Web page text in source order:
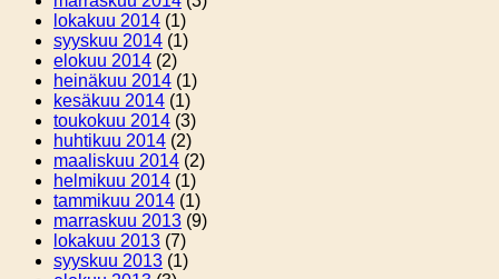
lokakuu 2014 (1)
syyskuu 2014 (1)
elokuu 2014 (2)
heinäkuu 2014 (1)
kesäkuu 2014 (1)
toukokuu 2014 (3)
huhtikuu 2014 (2)
maaliskuu 2014 (2)
helmikuu 2014 (1)
tammikuu 2014 (1)
marraskuu 2013 (9)
lokakuu 2013 (7)
syyskuu 2013 (1)